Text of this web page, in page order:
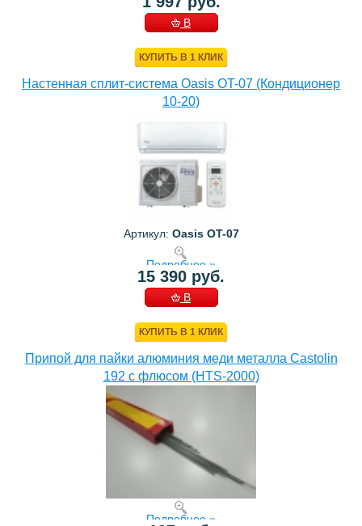
В
КУПИТЬ В 1 КЛИК
Настенная сплит-система Oasis OT-07 (Кондиционер
10-20)
Артикул: Oasis OT-07
Подробнее »
15 390 руб.
В
КУПИТЬ В 1 КЛИК
Припой для пайки алюминия меди металла Castolin
192 с флюсом (HTS-2000)
Подробнее »